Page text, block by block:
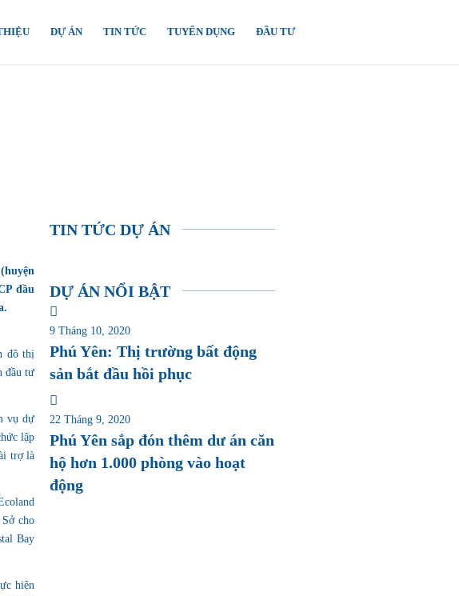
DỰ ÁN TIN TỨC TUYỂN DỤNG ĐẦU TƯ
đầu
đô thị
đầu tư
vụ dự
lập
trợ là
cho
Bay
hiện
TIN TỨC DỰ ÁN
DỰ ÁN NỔI BẬT
9 Tháng 10, 2020
Phú Yên: Thị trường bất động
sản bắt đầu hồi phục
22 Tháng 9, 2020
Phú Yên sắp đón thêm dư án căn
hộ hơn 1.000 phòng vào hoạt
động